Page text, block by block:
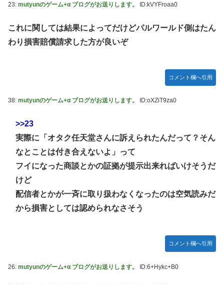
23: mutyunのゲーム+α ブログがお送りします。 ID:kVYFroaa0
これに関しては結果によってだけどパルワールド側はたん
わり損害賠償請求した方が良いぞ
コメント欄へ引用
38: mutyunのゲーム+α ブログがお送りします。 ID:oXZiT9za0
>>23
実際に「オタク任天堂さんに訴えられたんだって？そん
なとことは付き合えないよ」って
フイになった商談とかの証拠が提示出来ればいけそうだ
けど
配信者とかが一斉に取り扱わなくなったのは空気読みだ
から損害としては認められなさそう
コメント欄へ引用
26: mutyunのゲーム+α ブログがお送りします。 ID:6+Hykc+B0